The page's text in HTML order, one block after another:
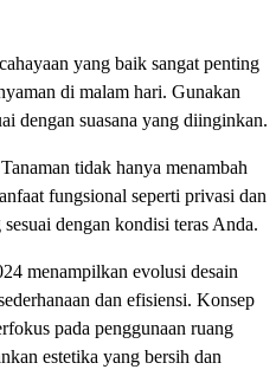
yang baik sangat penting
di malam hari. Gunakan
dengan suasana yang diinginkan.
tidak hanya menambah
fungsional seperti privasi dan
dengan kondisi teras Anda.
menampilkan evolusi desain
dan efisiensi. Konsep
pada penggunaan ruang
estetika yang bersih dan